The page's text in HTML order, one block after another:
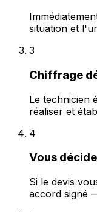
situation et
3
Chiffrage
Le technicien
réaliser et
4
Vous
Si le devis
accord signé